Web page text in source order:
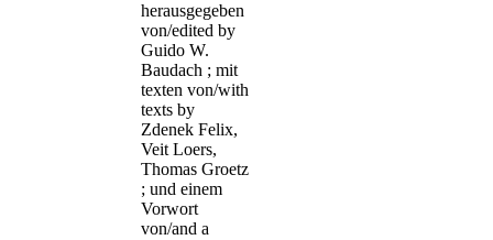
herausgegeben
von/edited by
Guido W.
Baudach ; mit
texten von/with
texts by
Zdenek Felix,
Veit Loers,
Thomas Groetz
; und einem
Vorwort
von/and a